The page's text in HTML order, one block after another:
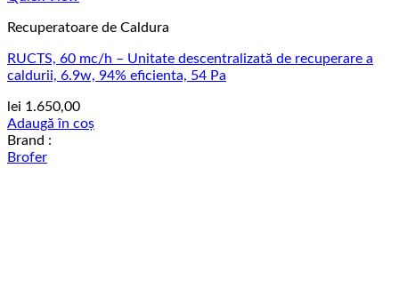
Recuperatoare de Caldura
RUCTS, 60 mc/h – Unitate descentralizată de recuperare a
caldurii, 6.9w, 94% eficienta, 54 Pa
lei 1.650,00
Adaugă în coș
Brand :
Brofer